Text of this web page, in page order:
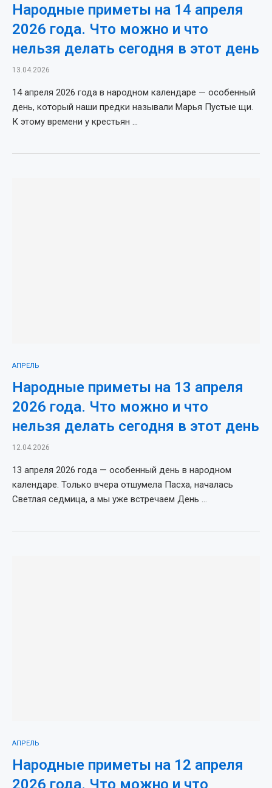
Народные приметы на 14 апреля
2026 года. Что можно и что
нельзя делать сегодня в этот день
13.04.2026
14 апреля 2026 года в народном календаре — особенный
день, который наши предки называли Марья Пустые щи.
К этому времени у крестьян …
АПРЕЛЬ
Народные приметы на 13 апреля
2026 года. Что можно и что
нельзя делать сегодня в этот день
12.04.2026
13 апреля 2026 года — особенный день в народном
календаре. Только вчера отшумела Пасха, началась
Светлая седмица, а мы уже встречаем День …
АПРЕЛЬ
Народные приметы на 12 апреля
2026 года. Что можно и что